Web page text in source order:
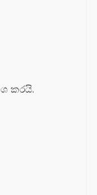
කරයි.